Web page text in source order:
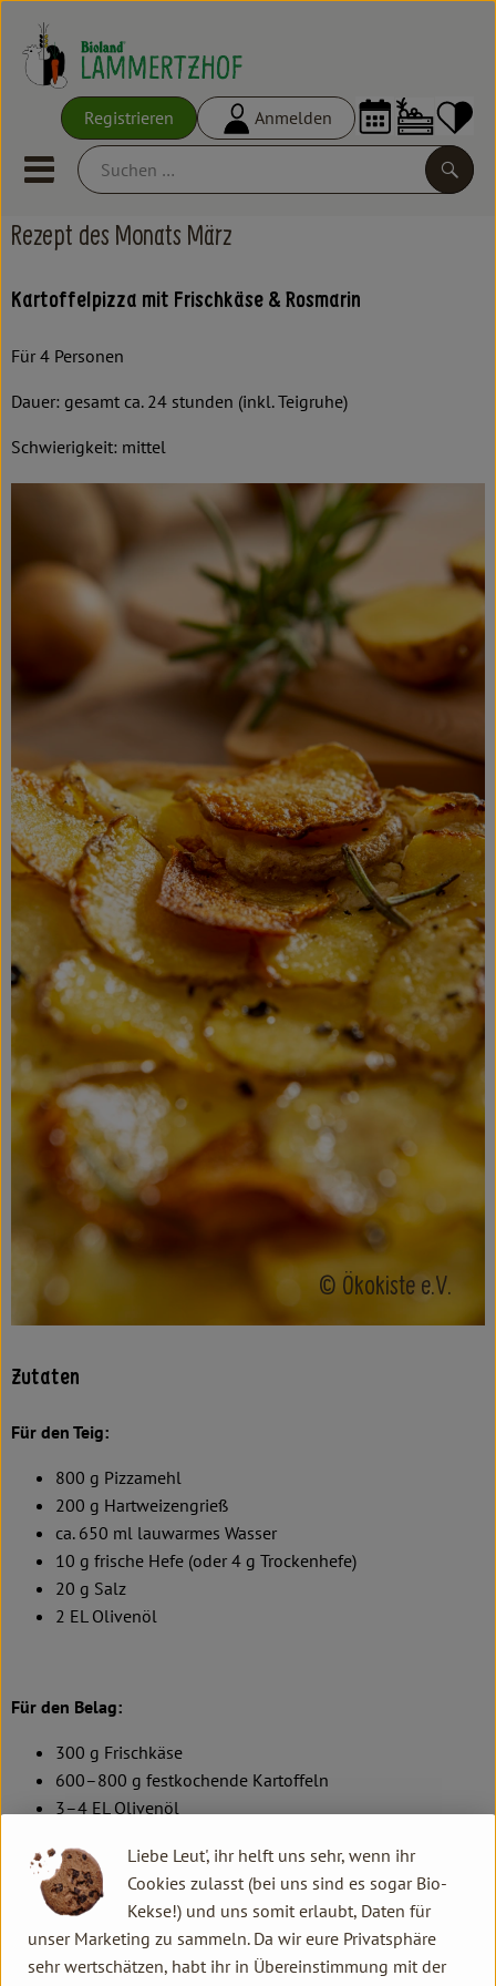
Registrieren Anmelden
Mobiles Menu öffnen oder
Frisches
Empfehlungen
Vorratskammer
Großgebinde
Süß & Pikant
Über uns
Aktuelles
Erleben
Rezept des Monats März
Kartoffelpizza mit Frischkäse & Rosmarin
Für 4 Personen
Dauer: gesamt ca. 24 stunden (inkl. Teigruhe)
Schwierigkeit: mittel
© Ökokiste e.V.
Zutaten
Für den Teig:
800 g Pizzamehl
200 g Hartweizengrieß
ca. 650 ml lauwarmes Wasser
10 g frische Hefe (oder 4 g Trockenhefe)
20 g Salz
2 EL Olivenöl
Für den Belag:
300 g Frischkäse
600–800 g festkochende Kartoffeln
3–4 EL Olivenöl
Salz, frisch gemahlener Pfeffer
Die Kartoffelscheiben besonders dünn hobeln – so
Liebe Leut', ihr helft uns sehr, wenn ihr
Cookies zulasst (bei uns sind es sogar Bio-
Kekse!) und uns somit erlaubt, Daten für
unser Marketing zu sammeln. Da wir eure Privatsphäre
sehr wertschätzen, habt ihr in Übereinstimmung mit der